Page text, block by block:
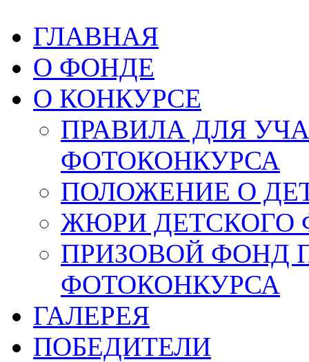
ГЛАВНАЯ
О ФОНДЕ
О КОНКУРСЕ
ПРАВИЛА ДЛЯ
ФОТОКОНКУРСА
ПОЛОЖЕНИЕ О
ЖЮРИ ДЕТСКОГО
ПРИЗОВОЙ ФОНД
ФОТОКОНКУРСА
ГАЛЕРЕЯ
ПОБЕДИТЕЛИ